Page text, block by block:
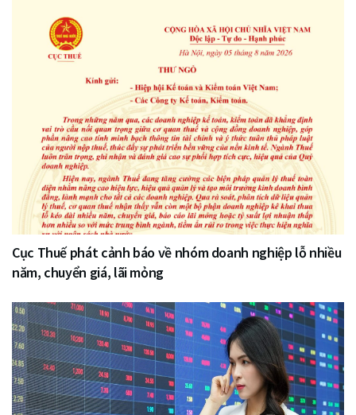
Cục Thuế phát cảnh báo về nhóm doanh nghiệp lỗ nhiều
năm, chuyển giá, lãi mỏng